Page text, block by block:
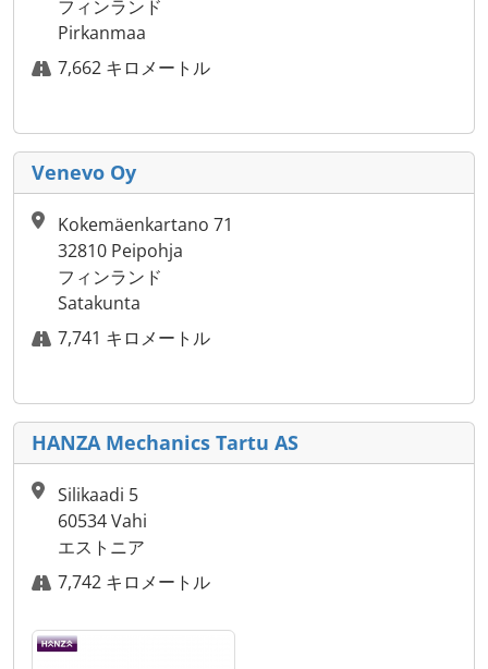
フィンランド
Pirkanmaa
7,662 キロメートル
Venevo Oy
Kokemäenkartano 71
32810 Peipohja
フィンランド
Satakunta
7,741 キロメートル
HANZA Mechanics Tartu AS
Silikaadi 5
60534 Vahi
エストニア
7,742 キロメートル